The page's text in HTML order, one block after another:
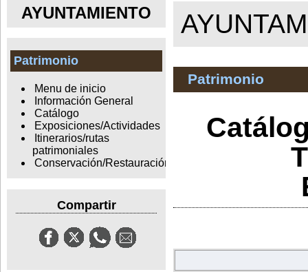
AYUNTAMIENTO
Patrimonio
Menu de inicio
Información General
Catálogo
Exposiciones/Actividades
Itinerarios/rutas
patrimoniales
Conservación/Restauración
Compartir
Patrimonio